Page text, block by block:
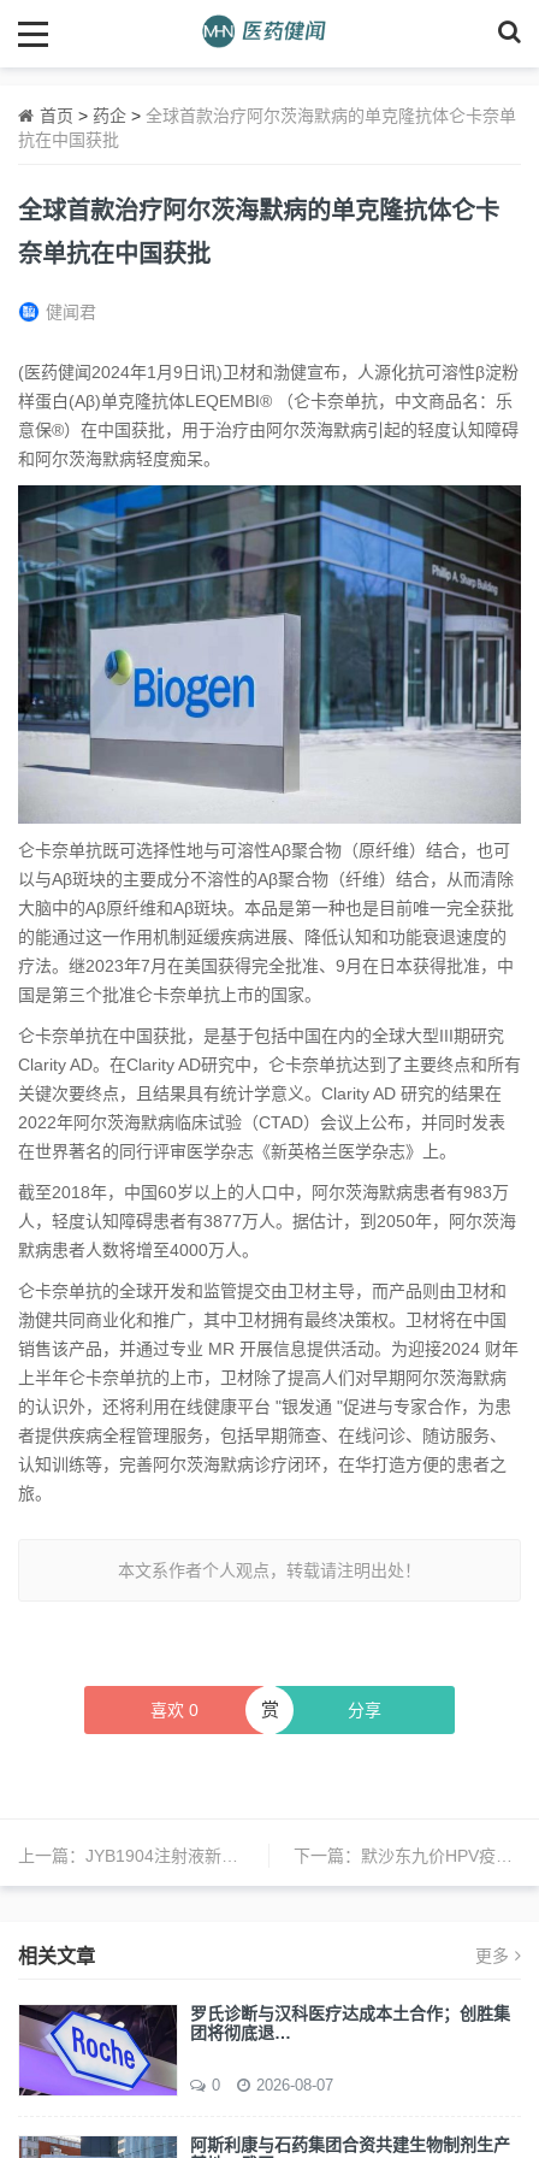
首页 > 药企 > 全球首款治疗阿尔茨海默病的单克隆抗体仑卡奈单
抗在中国获批
全球首款治疗阿尔茨海默病的单克隆抗体仑卡
奈单抗在中国获批
健闻君
(医药健闻2024年1月9日讯)卫材和渤健宣布，人源化抗可溶性β淀粉
样蛋白(Aβ)单克隆抗体LEQEMBI® （仑卡奈单抗，中文商品名：乐
意保®）在中国获批，用于治疗由阿尔茨海默病引起的轻度认知障碍
和阿尔茨海默病轻度痴呆。
仑卡奈单抗既可选择性地与可溶性Aβ聚合物（原纤维）结合，也可
以与Aβ斑块的主要成分不溶性的Aβ聚合物（纤维）结合，从而清除
大脑中的Aβ原纤维和Aβ斑块。本品是第一种也是目前唯一完全获批
的能通过这一作用机制延缓疾病进展、降低认知和功能衰退速度的
疗法。继2023年7月在美国获得完全批准、9月在日本获得批准，中
国是第三个批准仑卡奈单抗上市的国家。
仑卡奈单抗在中国获批，是基于包括中国在内的全球大型III期研究
Clarity AD。在Clarity AD研究中，仑卡奈单抗达到了主要终点和所有
关键次要终点，且结果具有统计学意义。Clarity AD 研究的结果在
2022年阿尔茨海默病临床试验（CTAD）会议上公布，并同时发表
在世界著名的同行评审医学杂志《新英格兰医学杂志》上。
截至2018年，中国60岁以上的人口中，阿尔茨海默病患者有983万
人，轻度认知障碍患者有3877万人。据估计，到2050年，阿尔茨海
默病患者人数将增至4000万人。
仑卡奈单抗的全球开发和监管提交由卫材主导，而产品则由卫材和
渤健共同商业化和推广，其中卫材拥有最终决策权。卫材将在中国
销售该产品，并通过专业 MR 开展信息提供活动。为迎接2024 财年
上半年仑卡奈单抗的上市，卫材除了提高人们对早期阿尔茨海默病
的认识外，还将利用在线健康平台 "银发通 "促进与专家合作，为患
者提供疾病全程管理服务，包括早期筛查、在线问诊、随访服务、
认知训练等，完善阿尔茨海默病诊疗闭环，在华打造方便的患者之
旅。
本文系作者个人观点，转载请注明出处！
喜欢 0 分享
赏
上一篇： JYB1904注射液新适应症获批，上海济煜医药研发新药再下一城 下一篇： 默沙东九价HPV疫苗新增接种程序，助力中国女性预防宫颈癌
相关文章 更多
罗氏诊断与汉科医疗达成本土合作；创胜集
团将彻底退…
0 2026-08-07
阿斯利康与石药集团合资共建生物制剂生产